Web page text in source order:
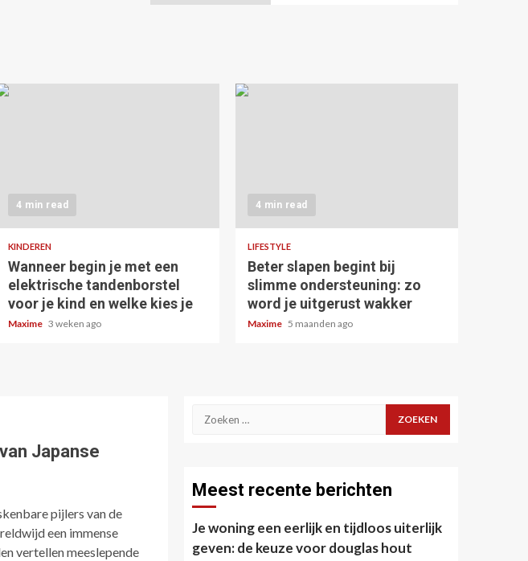
4 min read
KINDEREN
Wanneer begin je met een
elektrische tandenborstel
voor je kind en welke kies je
Maxime 3 weken ago
4 min read
LIFESTYLE
Beter slapen begint bij
slimme ondersteuning: zo
word je uitgerust wakker
Maxime 5 maanden ago
Japanse
pijlers van de
een immense
vertellen meeslepende
Zoeken
Meest recente berichten
Je woning een eerlijk en tijdloos uiterlijk
geven: de keuze voor douglas hout